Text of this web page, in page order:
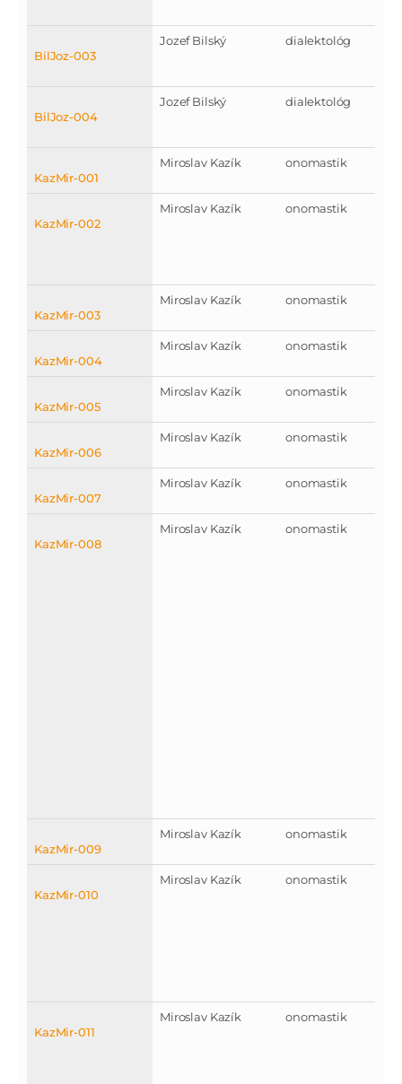
BilJoz-003
Jozef Bilský dialektológ
BilJoz-004
Jozef Bilský dialektológ
KazMir-001
Miroslav Kazík onomastik
KazMir-002
Miroslav Kazík onomastik
KazMir-003
Miroslav Kazík onomastik
KazMir-004
Miroslav Kazík onomastik
KazMir-005
Miroslav Kazík onomastik
KazMir-006
Miroslav Kazík onomastik
KazMir-007
Miroslav Kazík onomastik
KazMir-008
Miroslav Kazík onomastik
KazMir-009
Miroslav Kazík onomastik
KazMir-010
Miroslav Kazík onomastik
KazMir-011
Miroslav Kazík onomastik